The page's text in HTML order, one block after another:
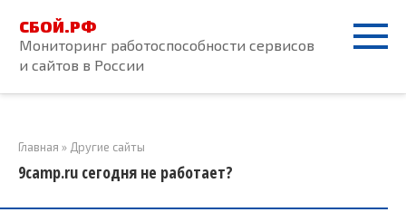
контенту
СБОЙ.РФ
Мониторинг работоспособности сервисов
и сайтов в России
Главная » Другие сайты
9camp.ru сегодня не работает?